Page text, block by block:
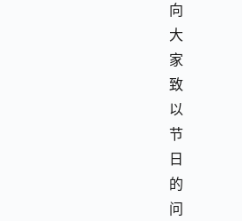
向
大
家
致
以
节
日
的
问